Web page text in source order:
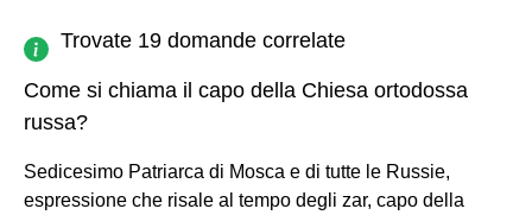
Trovate 19 domande correlate
Come si chiama il capo della Chiesa ortodossa
russa?
Sedicesimo Patriarca di Mosca e di tutte le Russie,
espressione che risale al tempo degli zar, capo della